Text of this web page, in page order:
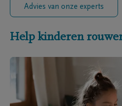
Advies van onze experts
Help kinderen